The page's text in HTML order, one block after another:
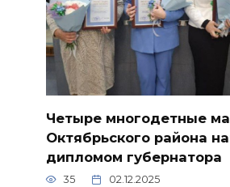
Четыре многодетные
Октябрьского района
дипломом губернатора
35 02.12.2025